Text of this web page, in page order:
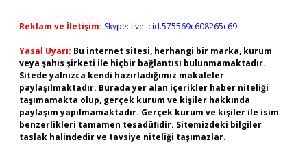
Reklam ve İletişim: Skype: live:.cid.575569c608265c69
Yasal Uyarı: Bu internet sitesi, herhangi bir marka, kurum
veya şahıs şirketi ile hiçbir bağlantısı bulunmamaktadır.
Sitede yalnızca kendi hazırladığımız makaleler
paylaşılmaktadır. Burada yer alan içerikler haber niteliği
taşımamakta olup, gerçek kurum ve kişiler hakkında
paylaşım yapılmamaktadır. Gerçek kurum ve kişiler ile isim
benzerlikleri tamamen tesadüfidir. Sitemizdeki bilgiler
taslak halindedir ve tavsiye niteliği taşımazlar.